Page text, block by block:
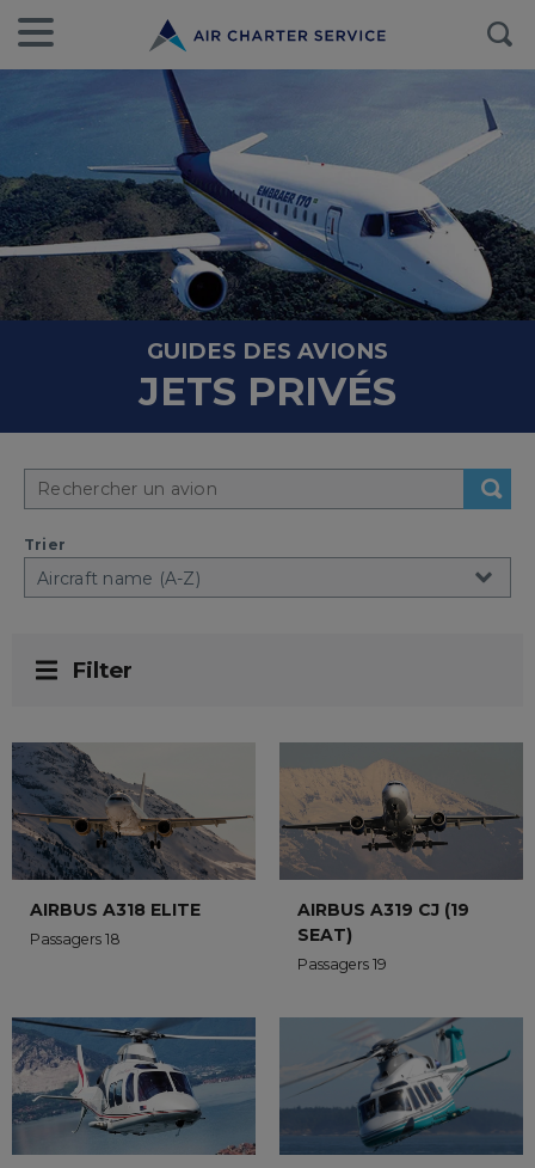
GUIDES DES AVIONS
JETS PRIVÉS
Trier
Filter
AIRBUS A318 ELITE
Passagers 18
AIRBUS A319 CJ (19
SEAT)
Passagers 19